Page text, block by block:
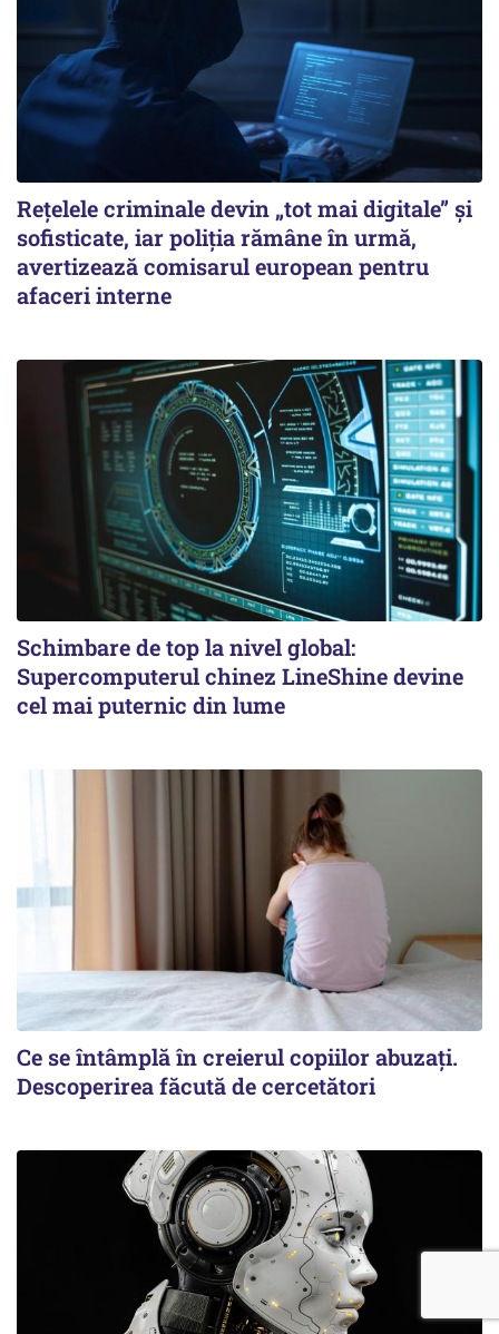
Rețelele criminale devin „tot mai digitale” și
sofisticate, iar poliția rămâne în urmă,
avertizează comisarul european pentru
afaceri interne
Schimbare de top la nivel global:
Supercomputerul chinez LineShine devine
cel mai puternic din lume
Ce se întâmplă în creierul copiilor abuzați.
Descoperirea făcută de cercetători